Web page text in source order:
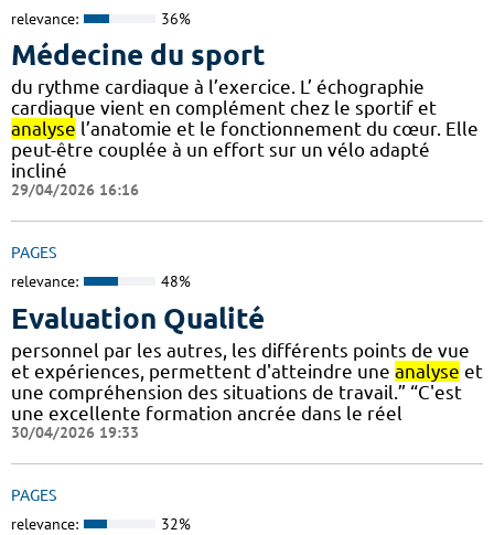
relevance: 36%
Médecine du sport
du rythme cardiaque à l’exercice. L’ échographie
cardiaque vient en complément chez le sportif et
analyse l’anatomie et le fonctionnement du cœur. Elle
peut-être couplée à un effort sur un vélo adapté
incliné
29/04/2026 16:16
PAGES
relevance: 48%
Evaluation Qualité
personnel par les autres, les différents points de vue
et expériences, permettent d'atteindre une analyse et
une compréhension des situations de travail.” “C'est
une excellente formation ancrée dans le réel
30/04/2026 19:33
PAGES
relevance: 32%